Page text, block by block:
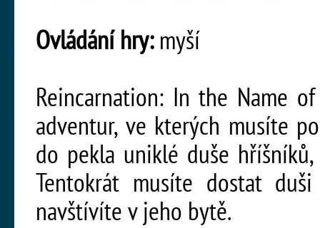
Ovládání hry:myší
Reincarnation: In the Name
adventur, ve kterých musíte
do pekla uniklé duše
Tentokrát musíte dostat
navštívíte v jeho bytě.